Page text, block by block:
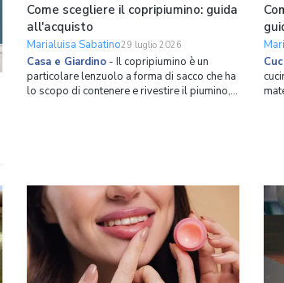
Come scegliere il copripiumino: guida
all'acquisto
Marialuisa Sabatino29 luglio 2026
Casa e Giardino- Il copripiumino è un
particolare lenzuolo a forma di sacco che ha
lo scopo di contenere e rivestire il piumino, e